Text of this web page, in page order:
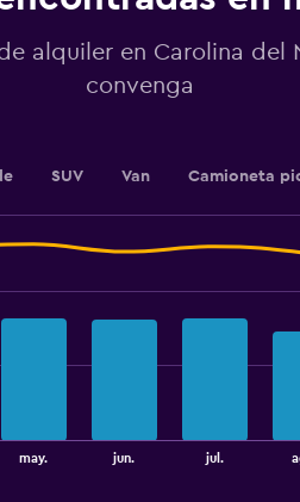
alquiler en Carolina del
convenga
SUV Van Camioneta
may. jun. jul.